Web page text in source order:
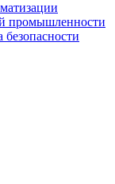
промышленности